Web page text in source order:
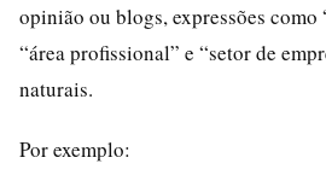
opinião ou blogs, expressões
“área profissional” e “setor de
naturais.
Por exemplo: